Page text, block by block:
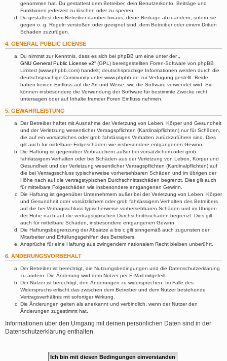
genommen hat. Du gestattest dem Betreiber, dein Benutzerkonto, Beiträge und
Funktionen jederzeit zu löschen oder zu sperren.
Du gestattest dem Betreiber darüber hinaus, deine Beiträge abzuändern, sofern sie
gegen o. g. Regeln verstoßen oder geeignet sind, dem Betreiber oder einem Dritten
Schaden zuzufügen.
4. GENERAL PUBLIC LICENSE
Du nimmst zur Kenntnis, dass es sich bei phpBB um eine unter der „
GNU General Public License v2“ (GPL) bereitgestellten Foren-Software von phpBB
Limited (www.phpbb.com) handelt; deutschsprachige Informationen werden durch die
deutschsprachige Community unter www.phpbb.de zur Verfügung gestellt. Beide
haben keinen Einfluss auf die Art und Weise, wie die Software verwendet wird. Sie
können insbesondere die Verwendung der Software für bestimmte Zwecke nicht
untersagen oder auf Inhalte fremder Foren Einfluss nehmen.
5. GEWÄHRLEISTUNG
Der Betreiber haftet mit Ausnahme der Verletzung von Leben, Körper und Gesundheit
und der Verletzung wesentlicher Vertragspflichten (Kardinalpflichten) nur für Schäden,
die auf ein vorsätzliches oder grob fahrlässiges Verhalten zurückzuführen sind. Dies
gilt auch für mittelbare Folgeschäden wie insbesondere entgangenen Gewinn.
Die Haftung ist gegenüber Verbrauchern außer bei vorsätzlichem oder grob
fahrlässigem Verhalten oder bei Schäden aus der Verletzung von Leben, Körper und
Gesundheit und der Verletzung wesentlicher Vertragspflichten (Kardinalpflichten) auf
die bei Vertragsschluss typischerweise vorhersehbaren Schäden und im übrigen der
Höhe nach auf die vertragstypischen Durchschnittsschäden begrenzt. Dies gilt auch
für mittelbare Folgeschäden wie insbesondere entgangenen Gewinn.
Die Haftung ist gegenüber Unternehmern außer bei der Verletzung von Leben, Körper
und Gesundheit oder vorsätzlichem oder grob fahrlässigem Verhalten des Betreibers
auf die bei Vertragsschluss typischerweise vorhersehbaren Schäden und im Übrigen
der Höhe nach auf die vertragstypischen Durchschnittsschäden begrenzt. Dies gilt
auch für mittelbare Schäden, insbesondere entgangenen Gewinn.
Die Haftungsbegrenzung der Absätze a bis c gilt sinngemäß auch zugunsten der
Mitarbeiter und Erfüllungsgehilfen des Betreibers.
Ansprüche für eine Haftung aus zwingendem nationalem Recht bleiben unberührt.
6. ÄNDERUNGSVORBEHALT
Der Betreiber ist berechtigt, die Nutzungsbedingungen und die Datenschutzerklärung
zu ändern. Die Änderung wird dem Nutzer per E-Mail mitgeteilt.
Der Nutzer ist berechtigt, den Änderungen zu widersprechen. Im Falle des
Widerspruchs erlischt das zwischen dem Betreiber und dem Nutzer bestehende
Vertragsverhältnis mit sofortiger Wirkung.
Die Änderungen gelten als anerkannt und verbindlich, wenn der Nutzer den
Änderungen zugestimmt hat.
Informationen über den Umgang mit deinen persönlichen Daten sind in der
Datenschutzerklärung enthalten.